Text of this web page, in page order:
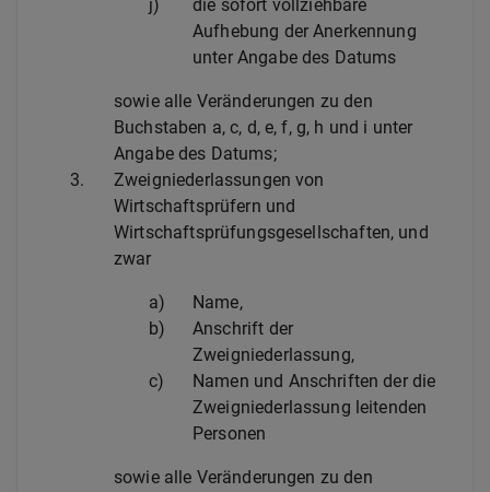
j)
die sofort vollziehbare
Aufhebung der Anerkennung
unter Angabe des Datums
sowie alle Veränderungen zu den
Buchstaben a, c, d, e, f, g, h und i unter
Angabe des Datums;
3.
Zweigniederlassungen von
Wirtschaftsprüfern und
Wirtschaftsprüfungsgesellschaften, und
zwar
a)
Name,
b)
Anschrift der
Zweigniederlassung,
c)
Namen und Anschriften der die
Zweigniederlassung leitenden
Personen
sowie alle Veränderungen zu den